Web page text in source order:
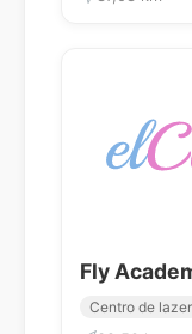
Fly
Centro de lazer